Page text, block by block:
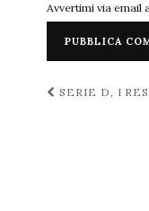
Avvertimi via email
SERIE D, I